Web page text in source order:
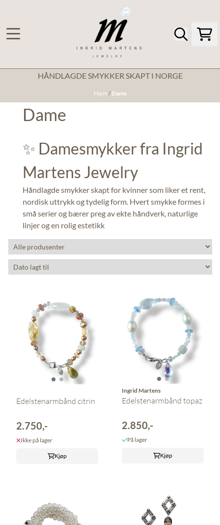
HÅNDLAGDE SMYKKER SKAPT I NORGE
Hjem /Dame
Dame
✨ Damesmykker fra Ingrid
Martens Jewelry
Håndlagde smykker skapt for kvinner som liker et rent,
nordisk uttrykk og tydelig form. Hvert smykke formes i
små serier og bærer preg av ekte håndverk, naturlige
linjer og en rolig estetikk
Edelstenarmbånd citrin
2.750,-
Ikke på lager
Kjøp
Ingrid Martens
Edelstenarmbånd topaz
2.850,-
På lager
Kjøp